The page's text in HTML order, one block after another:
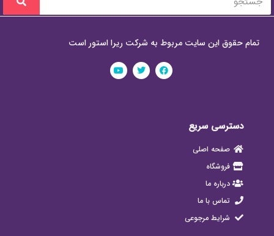
تمام حقوق این سایت مربوط به شرکت ریرا استور است
دسترسی سریع
صفحه اصلی
فروشگاه
درباره ما
تماس با ما
شرایط مرجوعی